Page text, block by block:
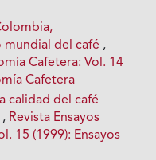
mundial del café ,
Cafetera: Vol. 14
Cafetera
calidad del café
, Revista Ensayos
15 (1999): Ensayos